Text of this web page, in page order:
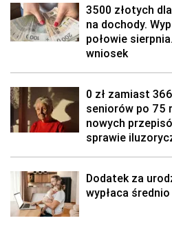
3500 złotych
na dochody.
połowie
wniosek
0 zł zamiast
seniorów po 75
nowych
sprawie
Dodatek za
wypłaca